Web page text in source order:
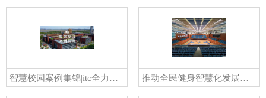
智慧校园案例集锦|itc全力推进智慧校园建设，驱动教育高质量发展！ 推动全民健身智慧化发展！itc助力宁夏中卫市体育馆提档升级！